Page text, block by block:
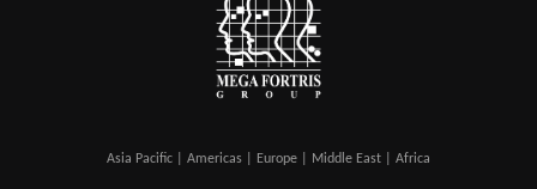
Asia Pacific | Americas | Europe | Middle East | Africa